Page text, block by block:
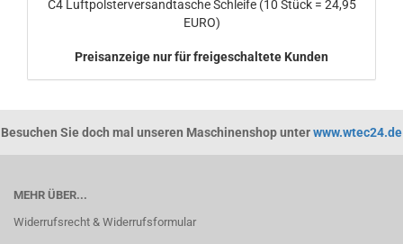
C4 Luftpolsterversandtasche Schleife (10 Stück = 24,95
EURO)
Preisanzeige nur für freigeschaltete Kunden
Besuchen Sie doch mal unseren Maschinenshop unterwww.wtec24.de
MEHR ÜBER...
Widerrufsrecht & Widerrufsformular